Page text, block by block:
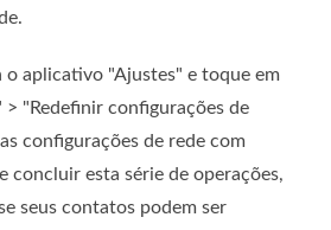
o aplicativo "Ajustes" e toque em
> "Redefinir configurações de
configurações de rede com
concluir esta série de operações,
seus contatos podem ser